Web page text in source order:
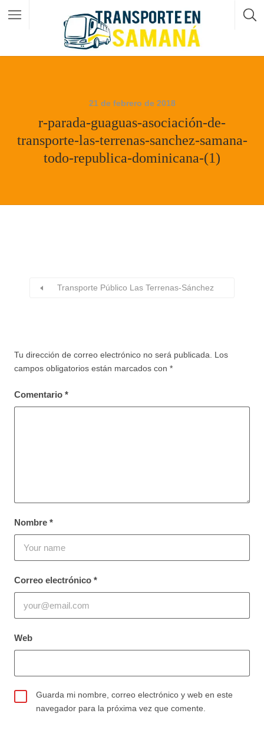
21 de febrero de 2018
r-parada-guaguas-asociación-de-
transporte-las-terrenas-sanchez-samana-
todo-republica-dominicana-(1)
Transporte Público Las Terrenas-Sánchez
Tu dirección de correo electrónico no será publicada.
Los
campos obligatorios están marcados con *
Comentario *
Nombre *
Correo electrónico *
Web
Guarda mi nombre, correo electrónico y web en este
navegador para la próxima vez que comente.